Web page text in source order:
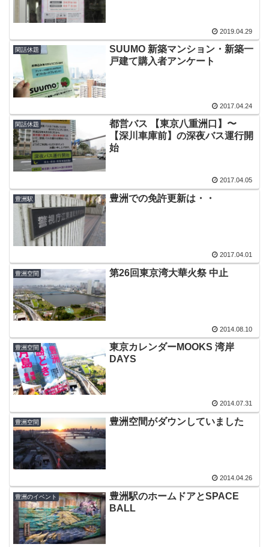
2019.04.29
閑話休題
SUUMO 新築マンション・新築一
戸建て購入者アンケート
2017.04.24
閑話休題
都営バス 【東京八重洲口】〜
【深川車庫前】の深夜バス運行開
始
2017.04.05
豊洲駅 豊洲での免許更新は・・
2017.04.01
豊洲空間 第26回東京湾大華火祭 中止
2014.08.10
豊洲空間
東京カレンダーMOOKS 湾岸
DAYS
2014.07.31
豊洲空間 豊洲空間がダウンしていました
2014.04.26
豊洲のイベント
豊洲駅のホームドアとSPACE
BALL